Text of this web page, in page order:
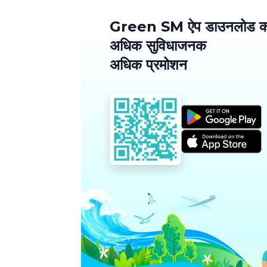
Green SM ऐप डाउनलोड
अधिक सुविधाजनक
अधिक प्रमोशन